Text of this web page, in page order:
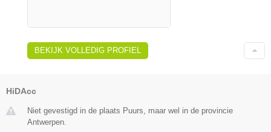
BEKIJK VOLLEDIG PROFIEL
HiDAcc
Niet gevestigd in de plaats Puurs, maar wel in de provincie
Antwerpen.